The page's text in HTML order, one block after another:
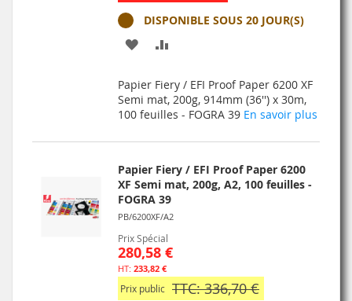
DISPONIBLE SOUS 20 JOUR(S)
AJOUTER
MA
COMPARATEUR
Papier Fiery / EFI Proof Paper 6200 XF
Semi mat, 200g, 914mm (36'') x 30m,
100 feuilles - FOGRA 39 En savoir plus
Papier Fiery / EFI Proof Paper 6200
XF Semi mat, 200g, A2, 100 feuilles -
FOGRA 39
PB/6200XF/A2
Prix Spécial
280,58 €
233,82 €
Prix public TTC: 336,70 €